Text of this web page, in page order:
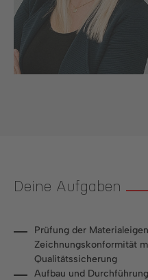
Deine Aufgaben
Prüfung der
Zeichnungskonformität
Qualitätssicherung
Aufbau und